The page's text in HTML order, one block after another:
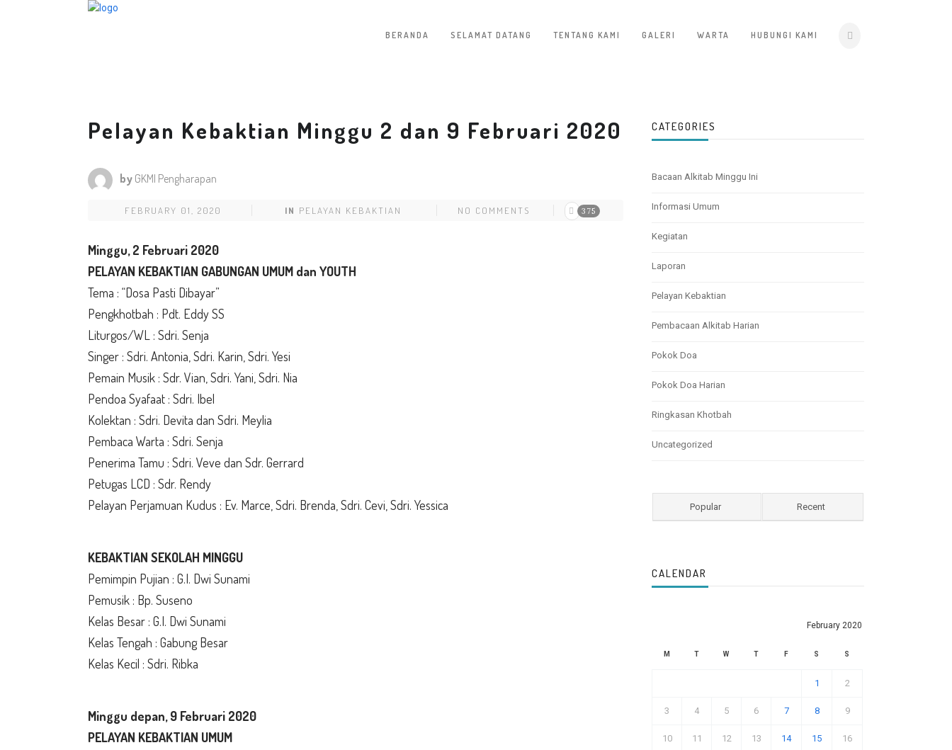
BERANDA SELAMAT DATANG TENTANG KAMI GALERI WARTA HUBUNGI KAMI
Pelayan Kebaktian Minggu 2 dan 9 Februari 2020
by GKMI Pengharapan
FEBRUARY 01, 2020 IN PELAYAN KEBAKTIAN NO COMMENTS 375
Minggu, 2 Februari 2020
PELAYAN KEBAKTIAN GABUNGAN UMUM dan YOUTH
Tema : “Dosa Pasti Dibayar”
Pengkhotbah : Pdt. Eddy SS
Liturgos/WL : Sdri. Senja
Singer : Sdri. Antonia, Sdri. Karin, Sdri. Yesi
Pemain Musik : Sdr. Vian, Sdri. Yani, Sdri. Nia
Pendoa Syafaat : Sdri. Ibel
Kolektan : Sdri. Devita dan Sdri. Meylia
Pembaca Warta : Sdri. Senja
Penerima Tamu : Sdri. Veve dan Sdr. Gerrard
Petugas LCD : Sdr. Rendy
Pelayan Perjamuan Kudus : Ev. Marce, Sdri. Brenda, Sdri. Cevi, Sdri. Yessica
KEBAKTIAN SEKOLAH MINGGU
Pemimpin Pujian : G.I. Dwi Sunami
Pemusik : Bp. Suseno
Kelas Besar : G.I. Dwi Sunami
Kelas Tengah : Gabung Besar
Kelas Kecil : Sdri. Ribka
Minggu depan, 9 Februari 2020
PELAYAN KEBAKTIAN UMUM
CATEGORIES
Bacaan Alkitab Minggu Ini
Informasi Umum
Kegiatan
Laporan
Pelayan Kebaktian
Pembacaan Alkitab Harian
Pokok Doa
Pokok Doa Harian
Ringkasan Khotbah
Uncategorized
Popular Recent
CALENDAR
February 2020
M T W T F S S
1 2
3 4 5 6 7 8 9
10 11 12 13 14 15 16